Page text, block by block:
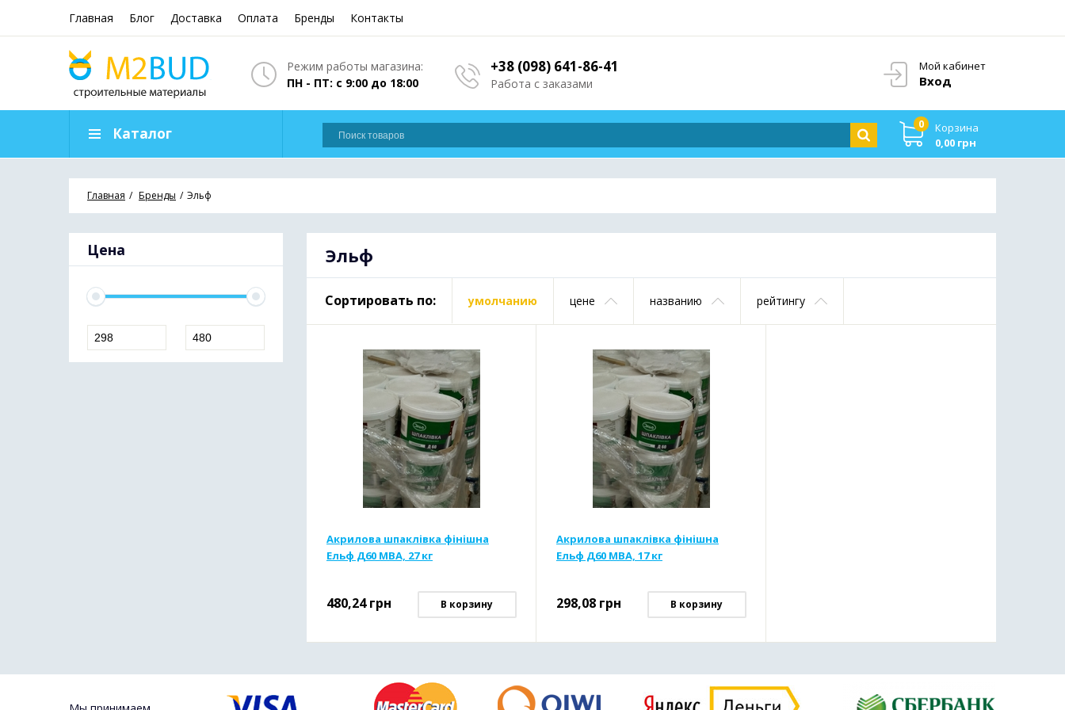
Главная Блог Доставка Оплата Бренды Контакты
Мой кабинет
Вход
Режим работы магазина:
ПН - ПТ: с 9:00 до 18:00
+38 (098) 641-86-41
Работа с заказами
0
Корзина
0,00 грн
Каталог
Главная Бренды Эльф
Цена Эльф
Сортировать по: умолчанию цене названию рейтингу
Акрилова шпаклівка фінішна
Ельф Д60 MBA, 27 кг
480,24 грн В корзину
Акрилова шпаклівка фінішна
Ельф Д60 MBA, 17 кг
298,08 грн В корзину